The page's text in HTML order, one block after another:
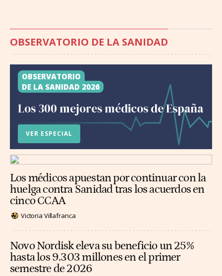
OBSERVATORIO DE LA SANIDAD
OBSERVATORIO
DE LA SANIDAD 2026
Los 300 mejores médicos de España
VER ESPECIAL
Los médicos apuestan por continuar con la
huelga contra Sanidad tras los acuerdos en
cinco CCAA
Victoria Villafranca
Novo Nordisk eleva su beneficio un 25%
hasta los 9.303 millones en el primer
semestre de 2026